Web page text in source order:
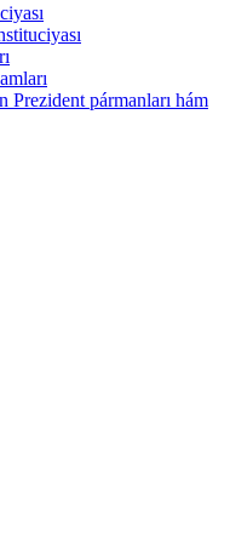
Prezident pármanları hám